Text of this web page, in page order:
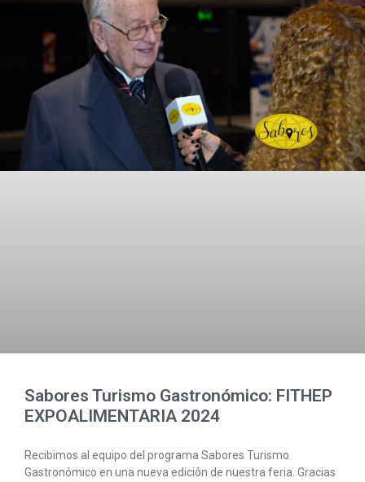
Sabores Turismo Gastronómico: FITHEP
EXPOALIMENTARIA 2024
Recibimos al equipo del programa Sabores Turismo
Gastronómico en una nueva edición de nuestra feria. Gracias